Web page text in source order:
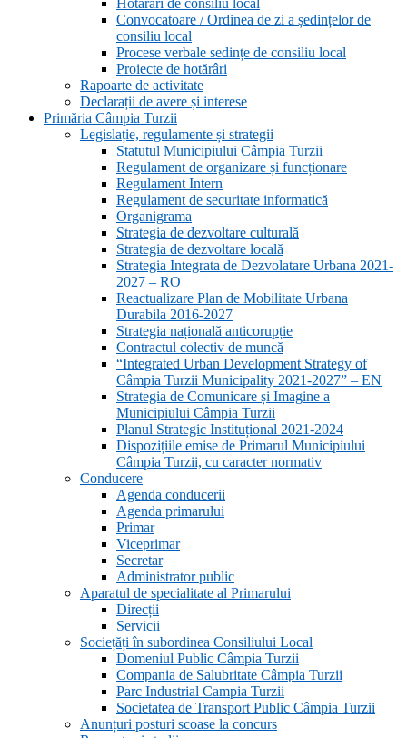
Hotărâri de consiliu local
Convocatoare / Ordinea de zi a ședințelor de
consiliu local
Procese verbale sedințe de consiliu local
Proiecte de hotărâri
Rapoarte de activitate
Declarații de avere și interese
Primăria Câmpia Turzii
Legislație, regulamente și strategii
Statutul Municipiului Câmpia Turzii
Regulament de organizare și funcționare
Regulament Intern
Regulament de securitate informatică
Organigrama
Strategia de dezvoltare culturală
Strategia de dezvoltare locală
Strategia Integrata de Dezvolatare Urbana 2021-
2027 – RO
Reactualizare Plan de Mobilitate Urbana
Durabila 2016-2027
Strategia națională anticorupție
Contractul colectiv de muncă
“Integrated Urban Development Strategy of
Câmpia Turzii Municipality 2021-2027” – EN
Strategia de Comunicare și Imagine a
Municipiului Câmpia Turzii
Planul Strategic Instituțional 2021-2024
Dispozițiile emise de Primarul Municipiului
Câmpia Turzii, cu caracter normativ
Conducere
Agenda conducerii
Agenda primarului
Primar
Viceprimar
Secretar
Administrator public
Aparatul de specialitate al Primarului
Direcții
Servicii
Sociețăți în subordinea Consiliului Local
Domeniul Public Câmpia Turzii
Compania de Salubritate Câmpia Turzii
Parc Industrial Campia Turzii
Societatea de Transport Public Câmpia Turzii
Anunțuri posturi scoase la concurs